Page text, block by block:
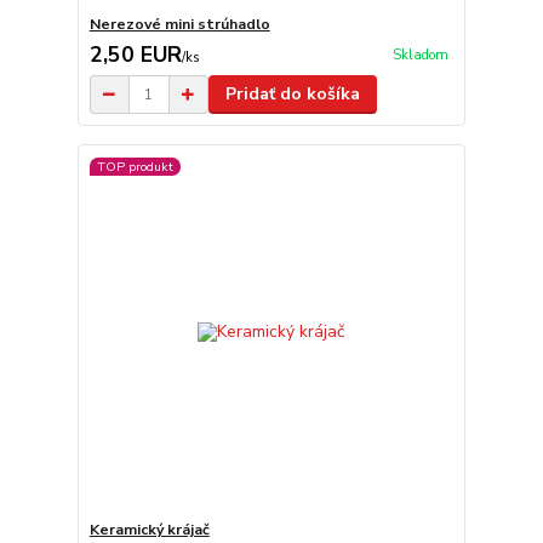
Nerezové mini strúhadlo
2,50 EUR/ks Skladom
Pridať do košíka
TOP produkt
Keramický krájač